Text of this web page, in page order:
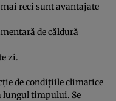
reci sunt avantajate
de căldură
zi.
de condiţiile climatice
lungul timpului. Se